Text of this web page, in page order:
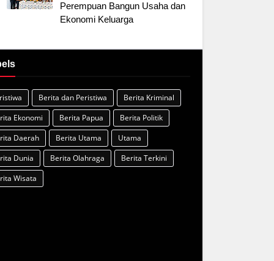
Perempuan Bangun Usaha dan
Ekonomi Keluarga
Berita dan Peristiwa
Berita Kriminal
Ekonomi
Berita Papua
Berita Politik
Daerah
Berita Utama
Utama
Dunia
Berita Olahraga
Berita Terkini
Wisata